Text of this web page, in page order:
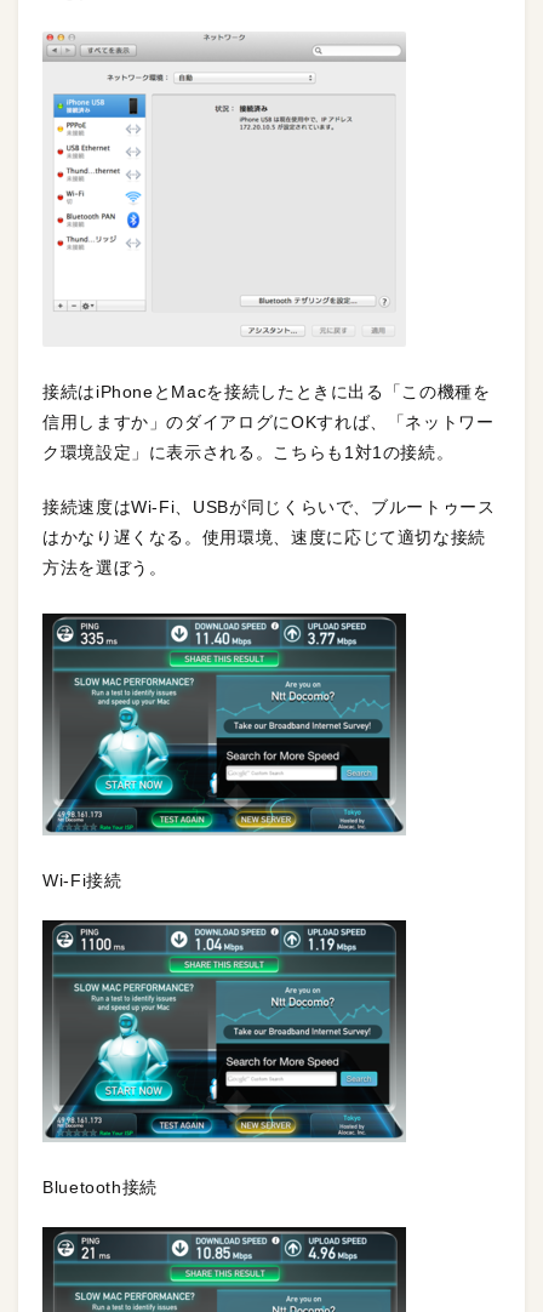
接続はiPhoneとMacを接続したときに出る「この機種を
信用しますか」のダイアログにOKすれば、「ネットワー
ク環境設定」に表示される。こちらも1対1の接続。
接続速度はWi-Fi、USBが同じくらいで、ブルートゥース
はかなり遅くなる。使用環境、速度に応じて適切な接続
方法を選ぼう。
Wi-Fi接続
Bluetooth接続